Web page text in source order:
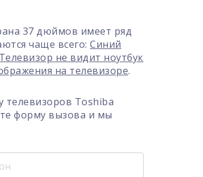
37 дюймов имеет ряд
чаще всего:Синий
Телевизор не видит ноутбук
на телевизоре.
Toshiba
форму вызова и мы